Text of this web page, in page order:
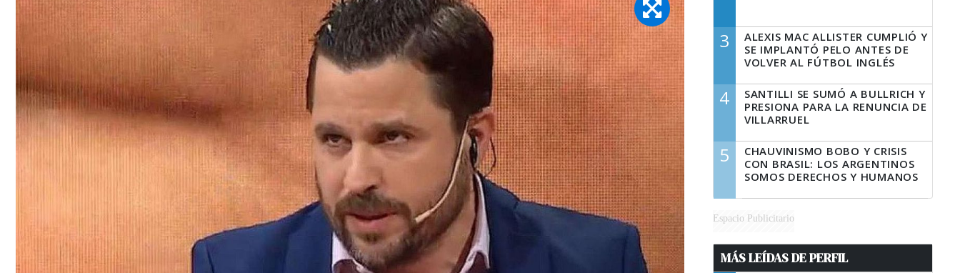
3
ALEXIS MAC ALLISTER CUMPLIÓ Y
SE IMPLANTÓ PELO ANTES DE
VOLVER AL FÚTBOL INGLÉS
4
SANTILLI SE SUMÓ A BULLRICH Y
PRESIONA PARA LA RENUNCIA DE
VILLARRUEL
5
CHAUVINISMO BOBO Y CRISIS
CON BRASIL: LOS ARGENTINOS
SOMOS DERECHOS Y HUMANOS
Espacio Publicitario
MÁS LEÍDAS DE PERFIL